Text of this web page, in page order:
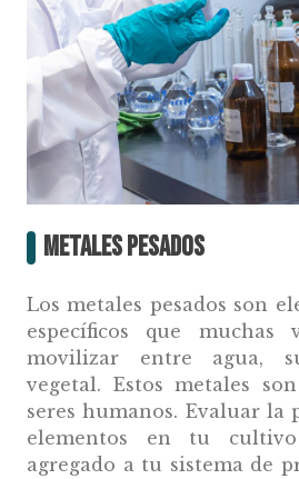
Metales Pesados
Los metales pesados son
específicos que muchas
movilizar entre agua,
vegetal. Estos metales
seres humanos. Evaluar la
elementos en tu
agregado a tu sistema de